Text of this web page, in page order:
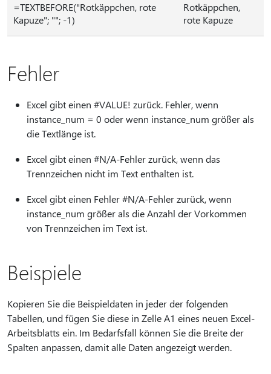
=TEXTBEFORE("Rotkäppchen, rote
Kapuze"; ""; -1)
Rotkäppchen,
rote Kapuze
Fehler
Excel gibt einen #VALUE! zurück. Fehler, wenn
instance_num = 0 oder wenn instance_num größer als
die Textlänge ist.
Excel gibt einen #N/A-Fehler zurück, wenn das
Trennzeichen nicht im Text enthalten ist.
Excel gibt einen Fehler #N/A-Fehler zurück, wenn
instance_num größer als die Anzahl der Vorkommen
von Trennzeichen im Text ist.
Beispiele
Kopieren Sie die Beispieldaten in jeder der folgenden
Tabellen, und fügen Sie diese in Zelle A1 eines neuen Excel-
Arbeitsblatts ein. Im Bedarfsfall können Sie die Breite der
Spalten anpassen, damit alle Daten angezeigt werden.